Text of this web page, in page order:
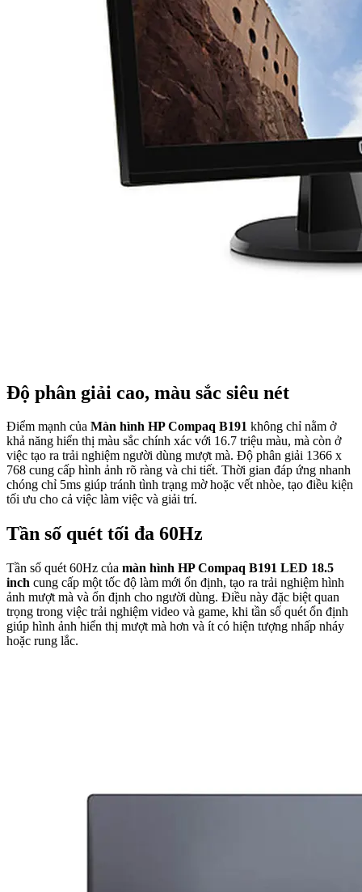
Độ phân giải cao, màu sắc siêu nét
Điểm mạnh của Màn hình HP Compaq B191 không chỉ nằm ở
khả năng hiển thị màu sắc chính xác với 16.7 triệu màu, mà còn ở
việc tạo ra trải nghiệm người dùng mượt mà. Độ phân giải 1366 x
768 cung cấp hình ảnh rõ ràng và chi tiết. Thời gian đáp ứng nhanh
chóng chỉ 5ms giúp tránh tình trạng mờ hoặc vết nhòe, tạo điều kiện
tối ưu cho cả việc làm việc và giải trí.
Tần số quét tối đa 60Hz
Tần số quét 60Hz của màn hình HP Compaq B191 LED 18.5
inch cung cấp một tốc độ làm mới ổn định, tạo ra trải nghiệm hình
ảnh mượt mà và ổn định cho người dùng. Điều này đặc biệt quan
trọng trong việc trải nghiệm video và game, khi tần số quét ổn định
giúp hình ảnh hiển thị mượt mà hơn và ít có hiện tượng nhấp nháy
hoặc rung lắc.